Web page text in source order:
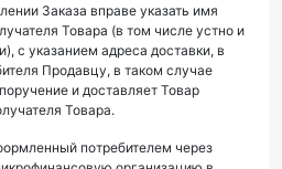
Заказа вправе указать имя
Товара (в том числе устно и
с указанием адреса доставки, в
Продавцу, в таком случае
и доставляет Товар
Товара.
потребителем через